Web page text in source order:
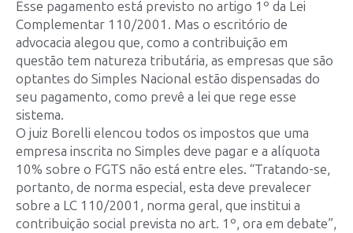
Esse pagamento está previsto no artigo 1º da Lei
Complementar 110/2001. Mas o escritório de
advocacia alegou que, como a contribuição em
questão tem natureza tributária, as empresas que são
optantes do Simples Nacional estão dispensadas do
seu pagamento, como prevê a lei que rege esse
sistema.
O juiz Borelli elencou todos os impostos que uma
empresa inscrita no Simples deve pagar e a alíquota
10% sobre o FGTS não está entre eles. “Tratando-se,
portanto, de norma especial, esta deve prevalecer
sobre a LC 110/2001, norma geral, que institui a
contribuição social prevista no art. 1º, ora em debate”,